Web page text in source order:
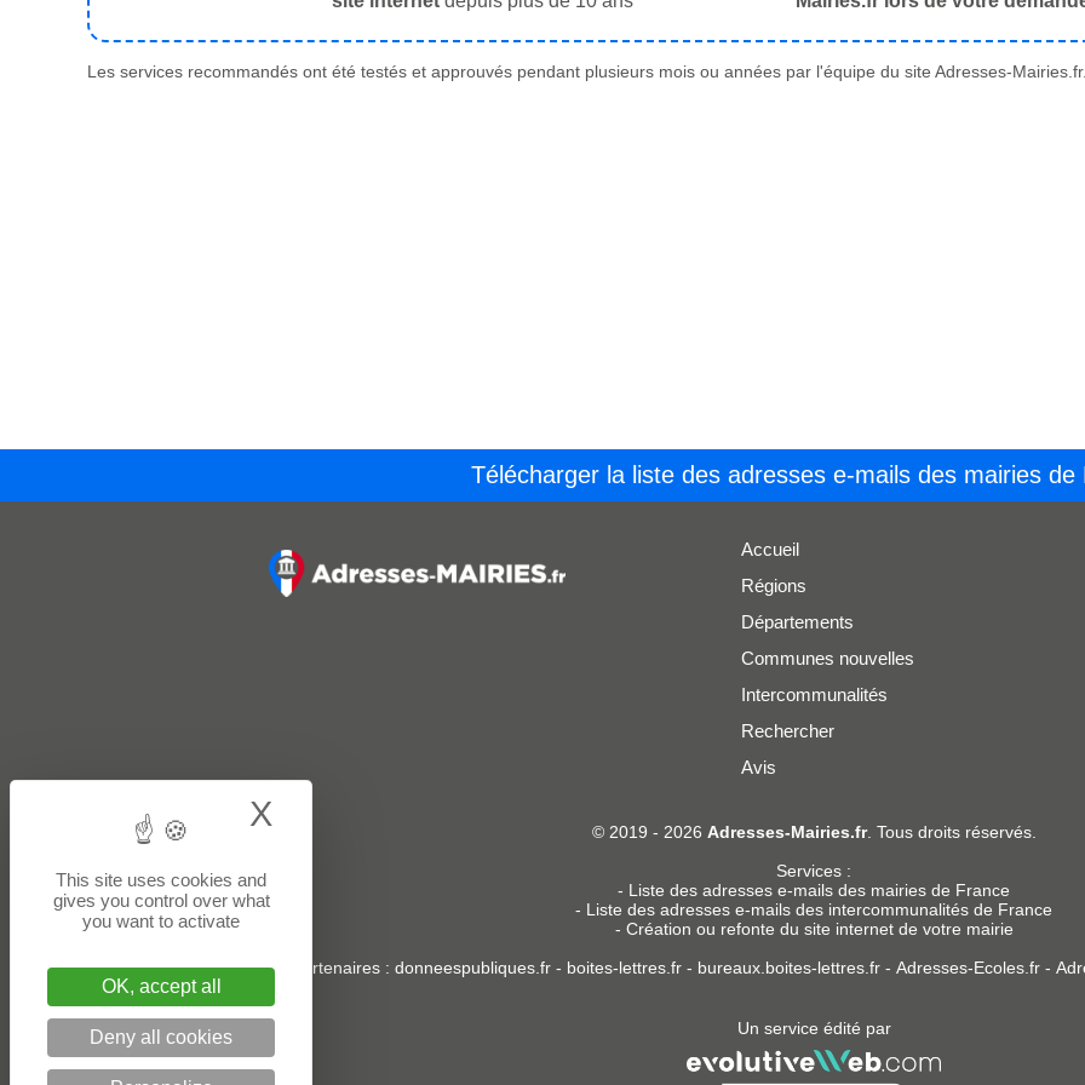
Les services recommandés ont été testés et approuvés pendant plusieurs mois ou années par l'équipe du site Adresses-Mairies.fr.
Télécharger la liste des adresses e-mails des mairies de
Accueil
Régions
Départements
Communes nouvelles
Intercommunalités
Rechercher
Avis
© 2019 - 2026 Adresses-Mairies.fr. Tous droits réservés.
Services :
- Liste des adresses e-mails des mairies de France
- Liste des adresses e-mails des intercommunalités de France
- Création ou refonte du site internet de votre mairie
Sites partenaires: donneespubliques.fr- boites-lettres.fr- bureaux.boites-lettres.fr- Adresses-Ecoles.fr-
Un service édité par
This site uses cookies and
gives you control over what
you want to activate
OK, accept all
Deny all cookies
X